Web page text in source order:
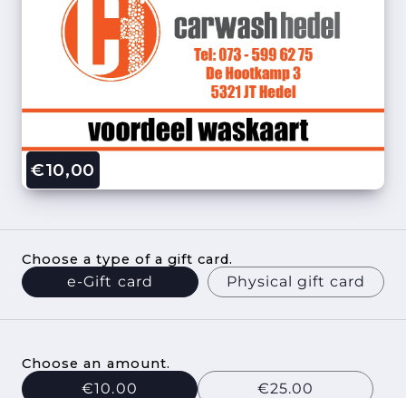
Choose a type of a gift card.
e-Gift card Physical gift card
Choose an amount.
€10.00 €25.00
€10,00